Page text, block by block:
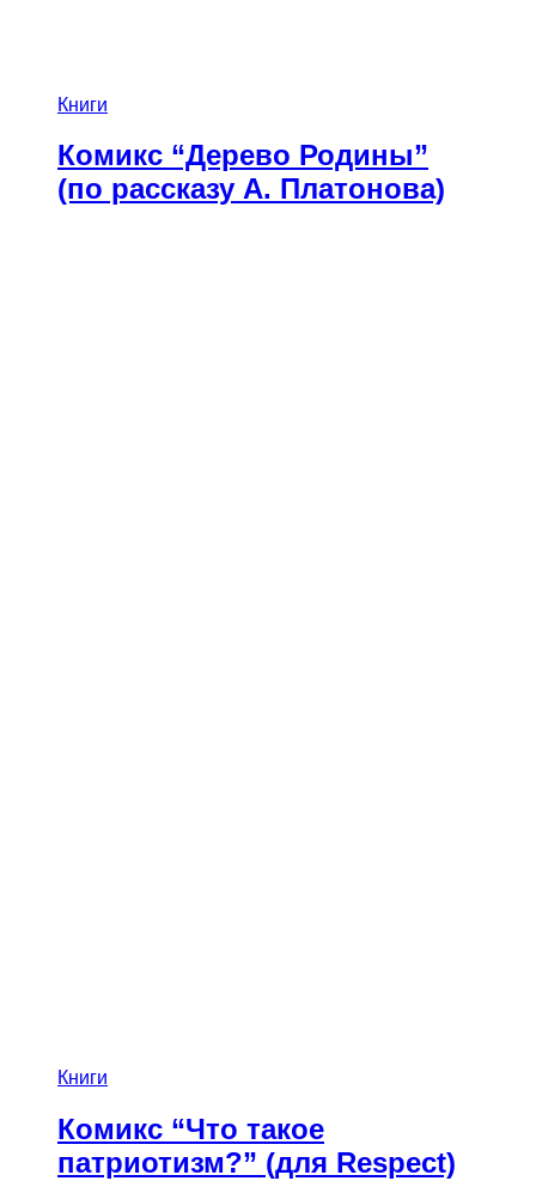
Книги
Комикс “Дерево Родины”
(по рассказу А. Платонова)
Книги
Комикс “Что такое
патриотизм?” (для Respect)